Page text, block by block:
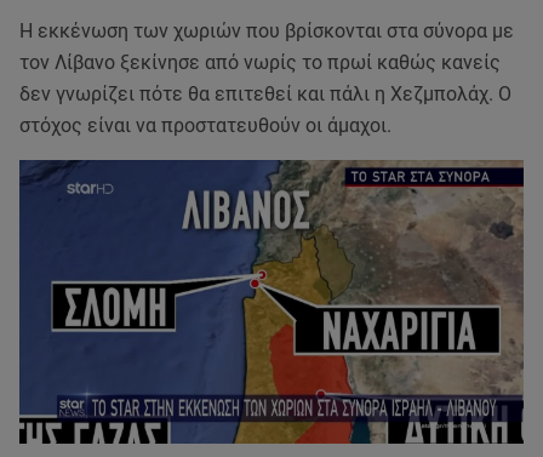
Η εκκένωση των χωριών που βρίσκονται στα σύνορα με
τον Λίβανο ξεκίνησε από νωρίς το πρωί καθώς κανείς
δεν γνωρίζει πότε θα επιτεθεί και πάλι η Χεζμπολάχ. Ο
στόχος είναι να προστατευθούν οι άμαχοι.